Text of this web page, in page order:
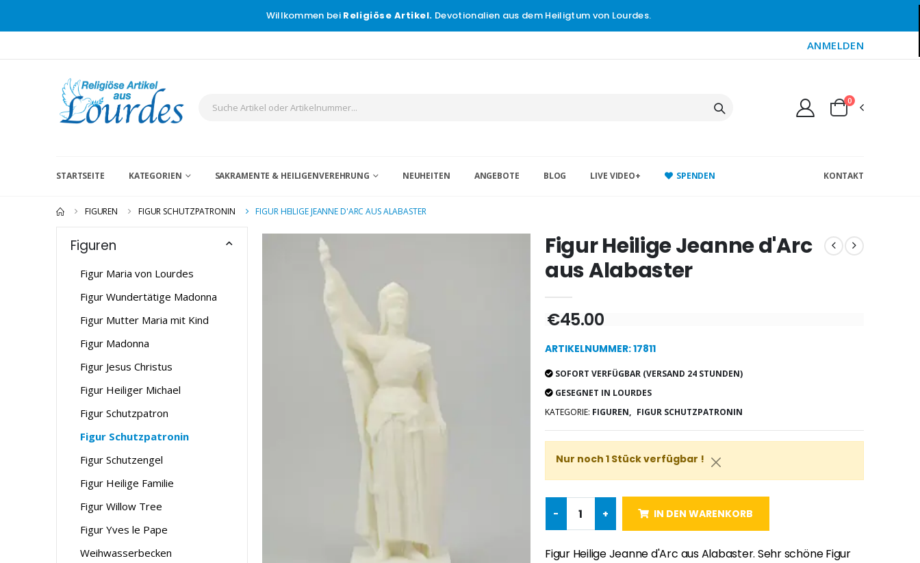
Willkommen bei Religiöse Artikel. Devotionalien aus dem Heiligtum von Lourdes.
ANMELDEN
0
STARTSEITE KATEGORIEN SAKRAMENTE & HEILIGENVEREHRUNG NEUHEITEN ANGEBOTE BLOG LIVE VIDEO+ SPENDEN KONTAKT
FIGUREN FIGUR SCHUTZPATRONIN FIGUR HEILIGE JEANNE D'ARC AUS ALABASTER
Figuren
Figur Maria von Lourdes
Figur Wundertätige Madonna
Figur Mutter Maria mit Kind
Figur Madonna
Figur Jesus Christus
Figur Heiliger Michael
Figur Schutzpatron
Figur Schutzpatronin
Figur Schutzengel
Figur Heilige Familie
Figur Willow Tree
Figur Yves le Pape
Weihwasserbecken
Figur Heilige Jeanne d'Arc
aus Alabaster
€45.00
ARTIKELNUMMER: 17811
SOFORT VERFÜGBAR (VERSAND 24 STUNDEN)
GESEGNET IN LOURDES
KATEGORIE: FIGUREN, FIGUR SCHUTZPATRONIN
Nur noch 1 Stück verfügbar !
- + IN DEN WARENKORB
Figur Heilige Jeanne d'Arc aus Alabaster. Sehr schöne Figur